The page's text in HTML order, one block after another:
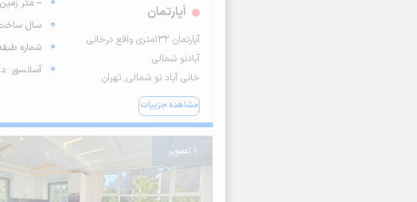
آپارتمان
آپارتمان 132متری واقع درخانی
آبادنو شمالی
خانی آباد نو شمالی, تهران
مشاهده جزییات
-- متر زمین
سال ساخت
شماره
آسانسور:
1 تصویر